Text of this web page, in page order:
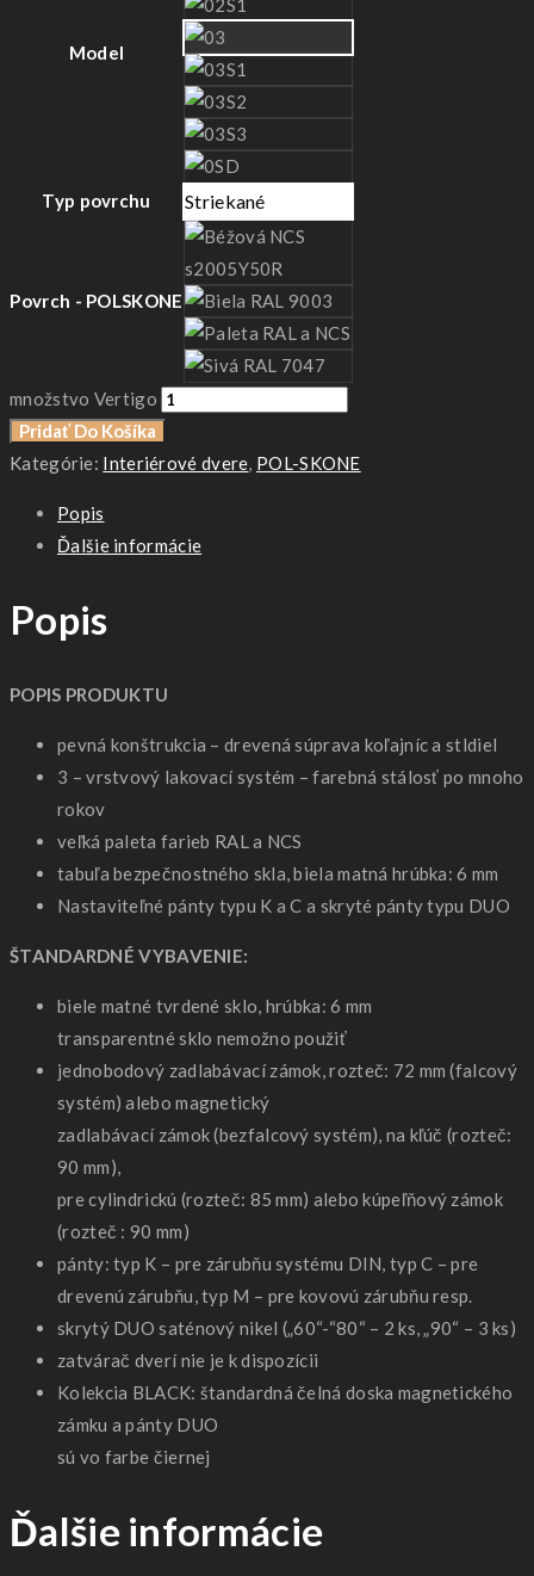
Model
Typ povrchu Striekané
Povrch - POLSKONE
množstvo Vertigo
Pridať Do Košíka
Kategórie: Interiérové dvere, POL-SKONE
Popis
Ďalšie informácie
Popis
POPIS PRODUKTU
pevná konštrukcia – drevená súprava koľajníc a stldiel
3 – vrstvový lakovací systém – farebná stálosť po mnoho
rokov
veľká paleta farieb RAL a NCS
tabuľa bezpečnostného skla, biela matná hrúbka: 6 mm
Nastaviteľné pánty typu K a C a skryté pánty typu DUO
ŠTANDARDNÉ VYBAVENIE:
biele matné tvrdené sklo, hrúbka: 6 mm
transparentné sklo nemožno použiť
jednobodový zadlabávací zámok, rozteč: 72 mm (falcový
systém) alebo magnetický
zadlabávací zámok (bezfalcový systém), na kľúč (rozteč:
90 mm),
pre cylindrickú (rozteč: 85 mm) alebo kúpeľňový zámok
(rozteč : 90 mm)
pánty: typ K – pre zárubňu systému DIN, typ C – pre
drevenú zárubňu, typ M – pre kovovú zárubňu resp.
skrytý DUO saténový nikel („60“-“80“ – 2 ks, „90“ – 3 ks)
zatvárač dverí nie je k dispozícii
Kolekcia BLACK: štandardná čelná doska magnetického
zámku a pánty DUO
sú vo farbe čiernej
Ďalšie informácie